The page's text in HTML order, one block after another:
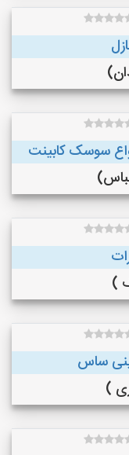
سوسک کابینت
ساس